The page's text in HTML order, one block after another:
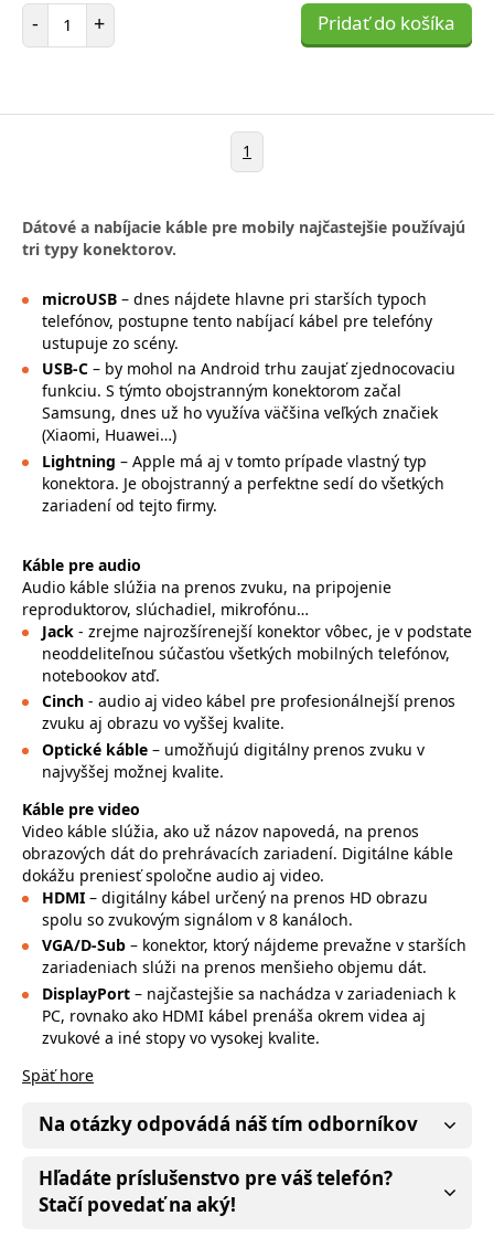
- Počet položiek
+ Pridať do košíka
1
Dátové a nabíjacie káble pre mobily najčastejšie používajú
tri typy konektorov.
microUSB – dnes nájdete hlavne pri starších typoch
telefónov, postupne tento nabíjací kábel pre telefóny
ustupuje zo scény.
USB-C – by mohol na Android trhu zaujať zjednocovaciu
funkciu. S týmto obojstranným konektorom začal
Samsung, dnes už ho využíva väčšina veľkých značiek
(Xiaomi, Huawei…)
Lightning – Apple má aj v tomto prípade vlastný typ
konektora. Je obojstranný a perfektne sedí do všetkých
zariadení od tejto firmy.
Káble pre audio
Audio káble slúžia na prenos zvuku, na pripojenie
reproduktorov, slúchadiel, mikrofónu…
Jack - zrejme najrozšírenejší konektor vôbec, je v podstate
neoddeliteľnou súčasťou všetkých mobilných telefónov,
notebookov atď.
Cinch - audio aj video kábel pre profesionálnejší prenos
zvuku aj obrazu vo vyššej kvalite.
Optické káble – umožňujú digitálny prenos zvuku v
najvyššej možnej kvalite.
Káble pre video
Video káble slúžia, ako už názov napovedá, na prenos
obrazových dát do prehrávacích zariadení. Digitálne káble
dokážu preniesť spoločne audio aj video.
HDMI – digitálny kábel určený na prenos HD obrazu
spolu so zvukovým signálom v 8 kanáloch.
VGA/D-Sub – konektor, ktorý nájdeme prevažne v starších
zariadeniach slúži na prenos menšieho objemu dát.
DisplayPort – najčastejšie sa nachádza v zariadeniach k
PC, rovnako ako HDMI kábel prenáša okrem videa aj
zvukové a iné stopy vo vysokej kvalite.
Späť hore
Na otázky odpovádá náš tím odborníkov
Hľadáte príslušenstvo pre váš telefón?
Stačí povedať na aký!